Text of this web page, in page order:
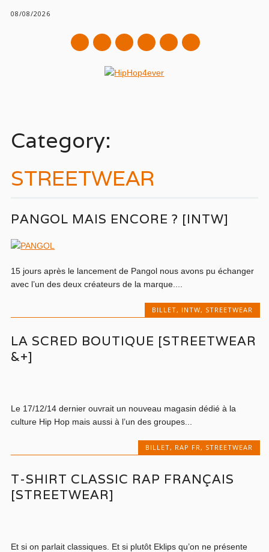
08/08/2026
mail
content
Category:
STREETWEAR
PANGOL MAIS ENCORE ? [INTW]
15 jours après le lancement de Pangol nous avons pu échanger
avec l’un des deux créateurs de la marque....
BILLET, INTW, STREETWEAR
LA SCRED BOUTIQUE [STREETWEAR
&+]
Le 17/12/14 dernier ouvrait un nouveau magasin dédié à la
culture Hip Hop mais aussi à l’un des groupes...
BILLET, RAP FR, STREETWEAR
T-SHIRT CLASSIC RAP FRANÇAIS
[STREETWEAR]
Et si on parlait classiques. Et si plutôt Eklips qu’on ne présente